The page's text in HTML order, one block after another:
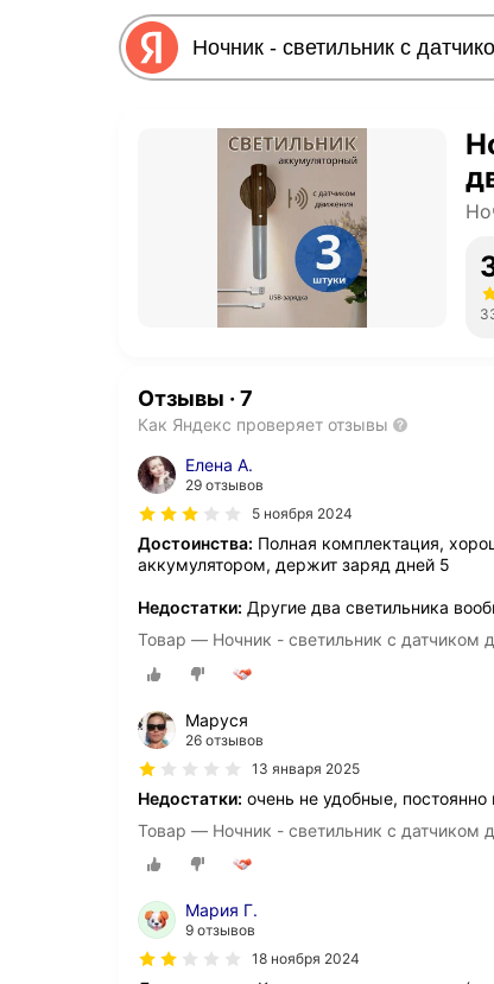
Отзывы · 7
Как Яндекс проверяет отзывы
Елена А.
29 отзывов
5 ноября 2024
Достоинства: Полная комплектация,
аккумулятором, держит заряд дней 5
Недостатки: Другие два светильника
Товар — Ночник - светильник с датчиком
Маруся
26 отзывов
13 января 2025
Недостатки: очень не удобные,
Товар — Ночник - светильник с датчиком
Мария Г.
9 отзывов
18 ноября 2024